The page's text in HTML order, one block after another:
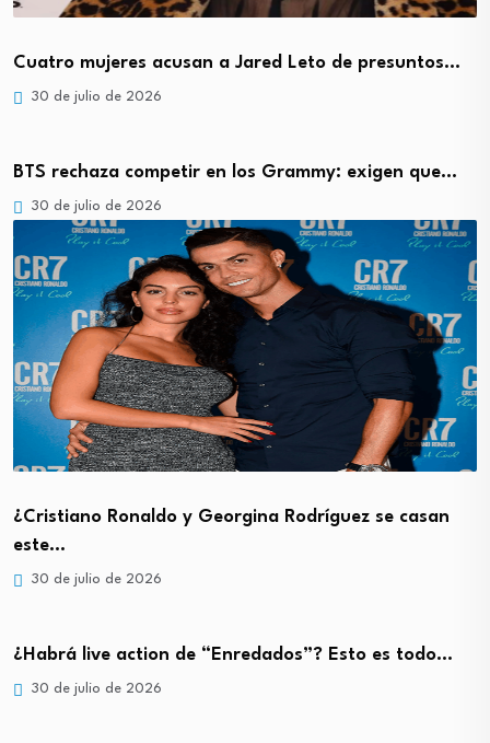
Cuatro mujeres acusan a Jared Leto de presuntos…
30 de julio de 2026
BTS rechaza competir en los Grammy: exigen que…
30 de julio de 2026
¿Cristiano Ronaldo y Georgina Rodríguez se casan
este…
30 de julio de 2026
¿Habrá live action de “Enredados”? Esto es todo…
30 de julio de 2026